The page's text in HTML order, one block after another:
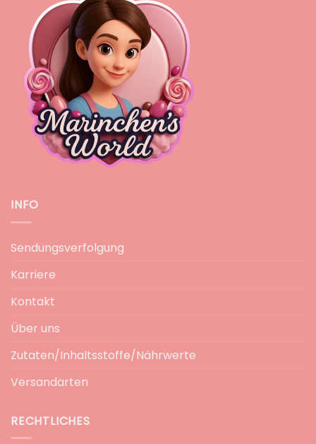
INFO
Sendungsverfolgung
Karriere
Kontakt
Über uns
Zutaten/Inhaltsstoffe/Nährwerte
Versandarten
RECHTLICHES